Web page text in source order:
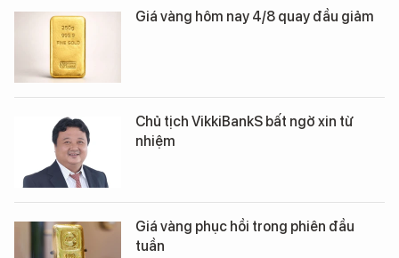
Giá vàng hôm nay 4/8 quay đầu giảm
Chủ tịch VikkiBankS bất ngờ xin từ
nhiệm
Giá vàng phục hồi trong phiên đầu
tuần